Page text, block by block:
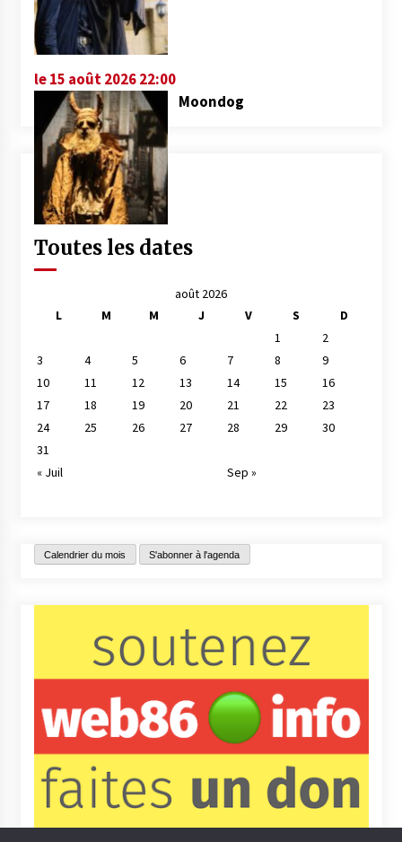
le 15 août 2026 22:00
Moondog
Toutes les dates
août 2026
L
M M J V S
D
1
2
3
4 5 6 7 8
9
10
11 12 13 14 15
16
17
18 19 20 21 22
23
24
25 26 27 28 29
30
31
« Juil
Sep »
Calendrier du mois S'abonner à l'agenda